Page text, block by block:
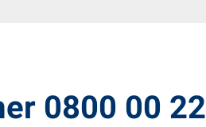
0800 00 22